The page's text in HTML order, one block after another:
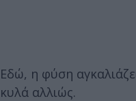
Εδώ, η φύση
κυλά αλλιώς.